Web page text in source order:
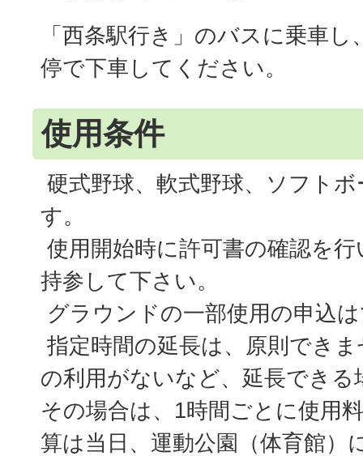
「西条駅行き」のバスに乗車
停で下車してください。
使用条件
硬式野球、軟式野球、ソフト
す。
使用開始時に許可書の確認を
持参して下さい。
グラウンドの一部使用の申込
指定時間の延長は、原則でき
の利用がないなど、延長できる
その場合は、1時間ごとに使用
算は当日、運動公園（体育館）